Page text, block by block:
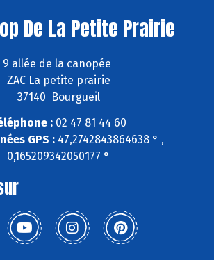
De La Petite Prairie
9 allée de la canopée
ZAC La petite prairie
37140 Bourgueil
:02 47 81 44 60
GPS :47,2742843864638 ° ,
0,165209342050177 °